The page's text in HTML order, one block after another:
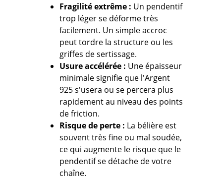
Fragilité extrême : Un pendentif
trop léger se déforme très
facilement. Un simple accroc
peut tordre la structure ou les
griffes de sertissage.
Usure accélérée : Une épaisseur
minimale signifie que l'Argent
925 s'usera ou se percera plus
rapidement au niveau des points
de friction.
Risque de perte : La bélière est
souvent très fine ou mal soudée,
ce qui augmente le risque que le
pendentif se détache de votre
chaîne.